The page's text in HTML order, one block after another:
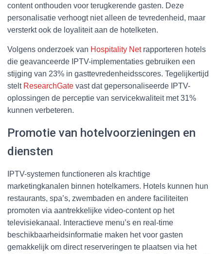
content onthouden voor terugkerende gasten. Deze
personalisatie verhoogt niet alleen de tevredenheid, maar
versterkt ook de loyaliteit aan de hotelketen.
Volgens onderzoek van Hospitality Netrapporteren hotels
die geavanceerde IPTV-implementaties gebruiken een
stijging van 23% in gasttevredenheidsscores. Tegelijkertijd
stelt ResearchGate vast dat gepersonaliseerde IPTV-
oplossingen de perceptie van servicekwaliteit met 31%
kunnen verbeteren.
Promotie van hotelvoorzieningen en
diensten
IPTV-systemen functioneren als krachtige
marketingkanalen binnen hotelkamers. Hotels kunnen hun
restaurants, spa’s, zwembaden en andere faciliteiten
promoten via aantrekkelijke video-content op het
televisiekanaal. Interactieve menu’s en real-time
beschikbaarheidsinformatie maken het voor gasten
gemakkelijk om direct reserveringen te plaatsen via het